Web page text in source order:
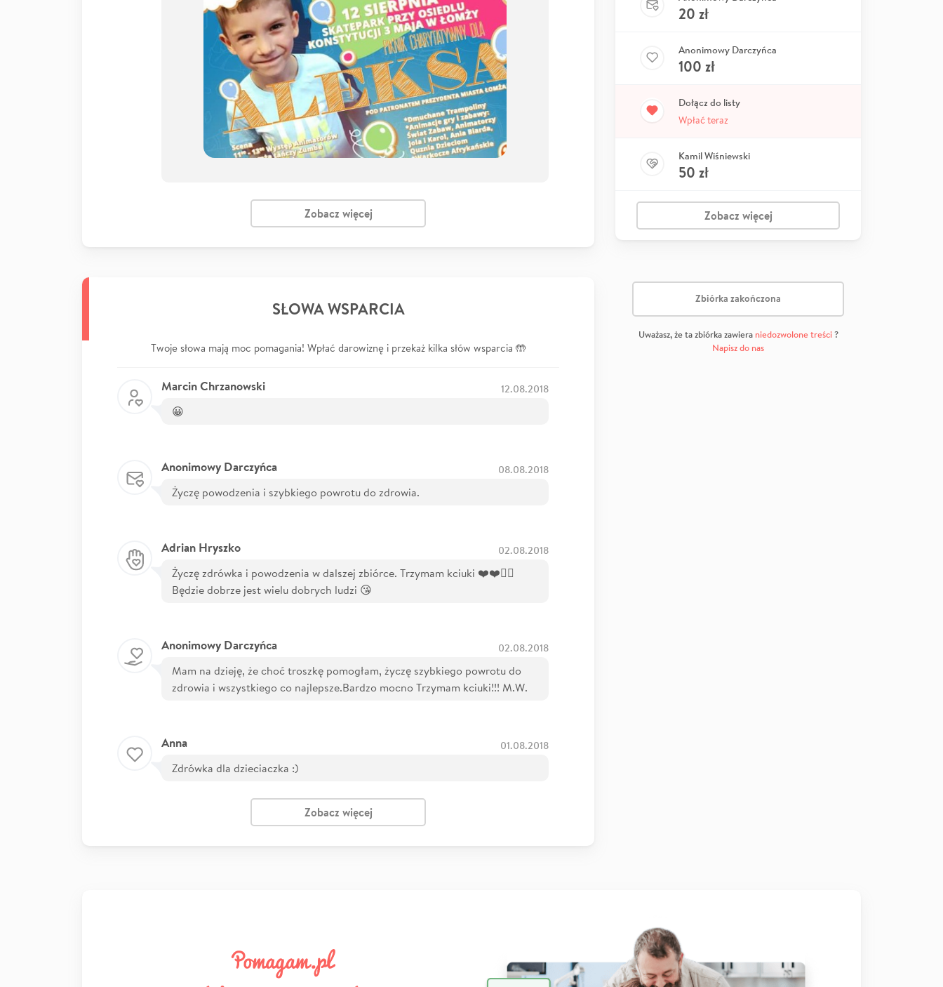
Zobacz więcej
SŁOWA WSPARCIA
Twoje słowa mają moc pomagania! Wpłać darowiznę i przekaż kilka słów wsparcia 🤲
Marcin Chrzanowski 12.08.2018
😀
Anonimowy Darczyńca 08.08.2018
Życzę powodzenia i szybkiego powrotu do zdrowia.
Adrian Hryszko 02.08.2018
Życzę zdrówka i powodzenia w dalszej zbiórce. Trzymam kciuki ❤️❤️👍🏻
Będzie dobrze jest wielu dobrych ludzi 😘
Anonimowy Darczyńca 02.08.2018
Mam na dzieję, że choć troszkę pomogłam, życzę szybkiego powrotu do
zdrowia i wszystkiego co najlepsze.Bardzo mocno Trzymam kciuki!!! M.W.
Anna 01.08.2018
Zdrówka dla dzieciaczka :)
Zobacz więcej
20 zł
Anonimowy Darczyńca
100 zł
Dołącz do listy
Wpłać teraz
Kamil Wiśniewski
50 zł
Zobacz więcej
Zbiórka zakończona
Uważasz, że ta zbiórka zawiera niedozwolone treści?
Napisz do nas